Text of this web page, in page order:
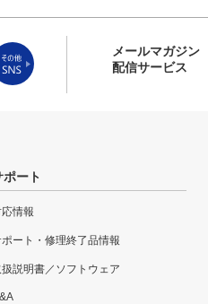
メールマガジン
配信サービス
ポート
応情報
ポート・修理終了品情報
扱説明書／ソフトウェア